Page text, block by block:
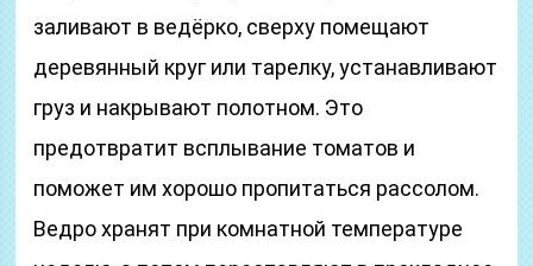
заливают в ведёрко, сверху помещают
деревянный круг или тарелку, устанавливают
груз и накрывают полотном. Это
предотвратит всплывание томатов и
поможет им хорошо пропитаться рассолом.
Ведро хранят при комнатной температуре